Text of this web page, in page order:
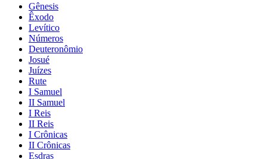
Gênesis
Êxodo
Levítico
Números
Deuteronômio
Josué
Juízes
Rute
I Samuel
II Samuel
I Reis
II Reis
I Crônicas
II Crônicas
Esdras